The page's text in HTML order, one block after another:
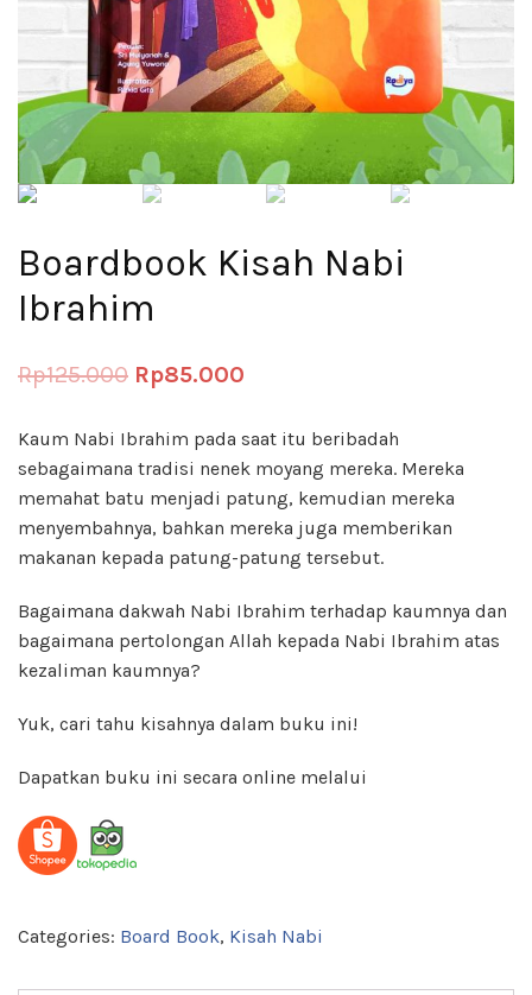
Boardbook Kisah Nabi
Ibrahim
Rp125.000 Rp85.000
Kaum Nabi Ibrahim pada saat itu beribadah
sebagaimana tradisi nenek moyang mereka. Mereka
memahat batu menjadi patung, kemudian mereka
menyembahnya, bahkan mereka juga memberikan
makanan kepada patung-patung tersebut.
Bagaimana dakwah Nabi Ibrahim terhadap kaumnya dan
bagaimana pertolongan Allah kepada Nabi Ibrahim atas
kezaliman kaumnya?
Yuk, cari tahu kisahnya dalam buku ini!
Dapatkan buku ini secara online melalui
Categories: Board Book, Kisah Nabi